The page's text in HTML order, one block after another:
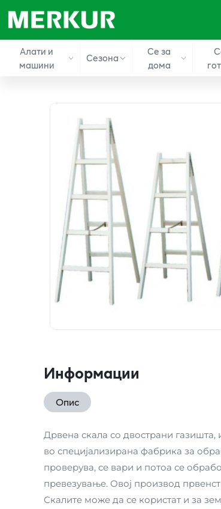
Алати и
машини
Сезона
Се за
дома
Информации
Опис
Дрвена скала со двострани газишта,
во специјализирана фабрика за
проверува, се вари и потоа се
превезување. Овој производ
Скалите може да се користат и за